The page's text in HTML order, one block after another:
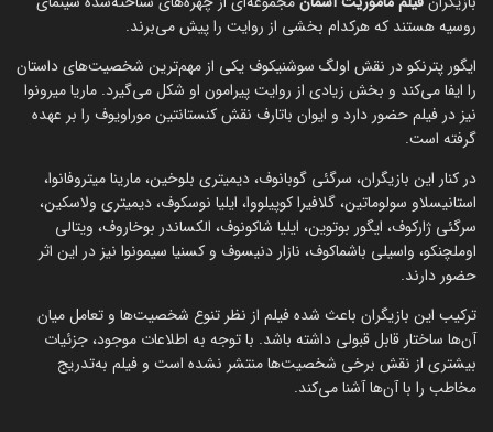
روسیه هستند که هرکدام بخشی از روایت را پیش می‌برند.
ایگور پترنکو در نقش اولگ سوشنیکوف یکی از مهم‌ترین شخصیت‌های داستان
را ایفا می‌کند و بخش زیادی از روایت پیرامون او شکل می‌گیرد. ماریا میرونوا
نیز در فیلم حضور دارد و ایوان باتارف نقش کنستانتین موراویوف را بر عهده
گرفته است.
در کنار این بازیگران، سرگئی گوبانوف، دیمیتری بلوخین، مارینا میتروفانوا،
استانیسلاو سولوماتین، گلافیرا کوپیلووا، ایلیا نوسکوف، دیمیتری ولاسکین،
سرگئی ژارکوف، ایگور بوتوین، ایلیا شاکونوف، الکساندر بوخاروف، ویتالی
اوملچنکو، واسیلی باشماکوف، نازار دنیسوف و کسنیا سیمونوا نیز در این اثر
حضور دارند.
ترکیب این بازیگران باعث شده فیلم از نظر تنوع شخصیت‌ها و تعامل میان
آن‌ها ساختار قابل قبولی داشته باشد. با توجه به اطلاعات موجود، جزئیات
بیشتری از نقش برخی شخصیت‌ها منتشر نشده است و فیلم به‌تدریج
مخاطب را با آن‌ها آشنا می‌کند.